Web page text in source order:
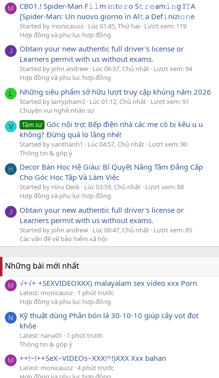
M
CB01.! Spider-Man F𝚒𝚕m i𝚗t𝚎𝚛o S𝚝𝚛𝚎am𝚒𝚗g I𝚃A
[Spider-Man: Un nuovo giorno in Al𝚝a Def𝚒nizi𝚘𝚗e
Started by monicauoz Lúc 01:45, Thứ hai Lượt xem: 119
Hợp đồng và phụ lục hợp đồng
J
Obtain your new authentic full driver's license or
Learners permit with us without exams.
Started by john andrew Lúc 06:37, Chủ nhật Lượt xem: 94
Hợp đồng và phụ lục hợp đồng
L Những siêu phẩm sở hữu lượt truy cập khủng năm 2026
Started by larrypham3 Lúc 01:12, Chủ nhật Lượt xem: 91
Chuyện vui nghề nhân sự
V Tâm sự Góc nội trợ: Bếp điện nhà các mẹ có bị kêu u u
không? Đừng quá lo lắng nhé!
Started by vanthanh1 Lúc 04:57, Chủ nhật Lượt xem: 90
Thông tin & góp ý
H
Decor Bàn Học Hệ Giàu: Bí Quyết Nâng Tầm Đẳng Cấp
Cho Góc Học Tập Và Làm Việc
Started by Hiru Desk Lúc 03:59, Chủ nhật Lượt xem: 88
Hợp đồng và phụ lục hợp đồng
J
Obtain your new authentic full driver's license or
Learners permit with us without exams.
Started by john andrew Lúc 06:47, Chủ nhật Lượt xem: 85
Các vấn đề về bảo hiểm xã hội
Những bài mới nhất
M √+√+ +SEXVIDEOXXX) malayalam sex video xxx Porn
Latest: monicauoz 1 phút trước
Hợp đồng và phụ lục hợp đồng
N
Kỹ thuật dùng Phân bón lá 30-10-10 giúp cây vọt đọt
khỏe
Latest: nana01
1 phút trước
Thông tin & góp ý
M ++!~!++SeX~VIDEOs~XXX!^!)XXX Xxx bahan
Latest: monicauoz 4 phút trước